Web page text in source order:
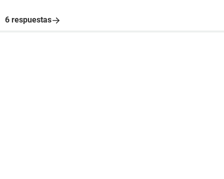
6 respuestas